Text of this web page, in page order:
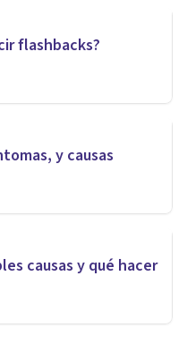
flashbacks?
y causas
causas y qué hacer